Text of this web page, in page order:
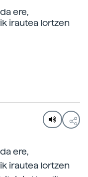
ere,
irautea lortzen
ere,
irautea lortzen